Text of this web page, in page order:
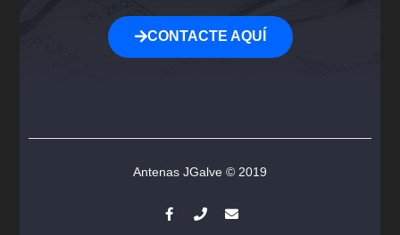
CONTACTE AQUÍ
Antenas JGalve © 2019